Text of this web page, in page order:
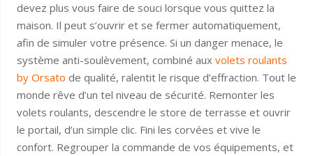
devez plus vous faire de souci lorsque vous quittez la
maison. Il peut s’ouvrir et se fermer automatiquement,
afin de simuler votre présence. Si un danger menace, le
système anti-soulèvement, combiné aux volets roulants
by Orsato de qualité, ralentit le risque d’effraction. Tout le
monde rêve d’un tel niveau de sécurité. Remonter les
volets roulants, descendre le store de terrasse et ouvrir
le portail, d’un simple clic. Fini les corvées et vive le
confort. Regrouper la commande de vos équipements, et